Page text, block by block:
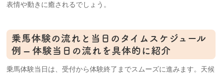
表情や動きに癒されるでしょう。
乗馬体験の流れと当日のタイムスケジュール
例 – 体験当日の流れを具体的に紹介
乗馬体験当日は、受付から体験終了までスムーズに進みます。天候